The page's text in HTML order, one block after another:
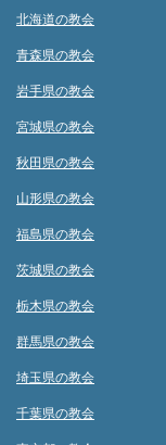
北海道の教会
青森県の教会
岩手県の教会
宮城県の教会
秋田県の教会
山形県の教会
福島県の教会
茨城県の教会
栃木県の教会
群馬県の教会
埼玉県の教会
千葉県の教会